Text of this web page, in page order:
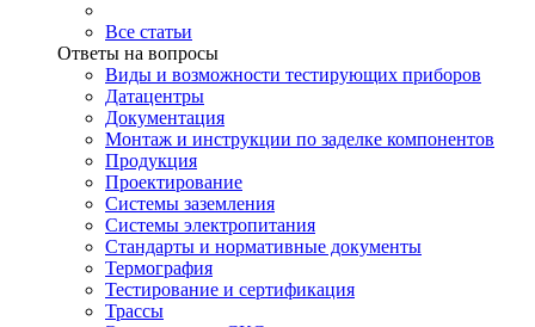
Все статьи
Ответы на вопросы
Виды и возможности тестирующих приборов
Датацентры
Документация
Монтаж и инструкции по заделке компонентов
Продукция
Проектирование
Системы заземления
Системы электропитания
Стандарты и нормативные документы
Термография
Тестирование и сертификация
Трассы